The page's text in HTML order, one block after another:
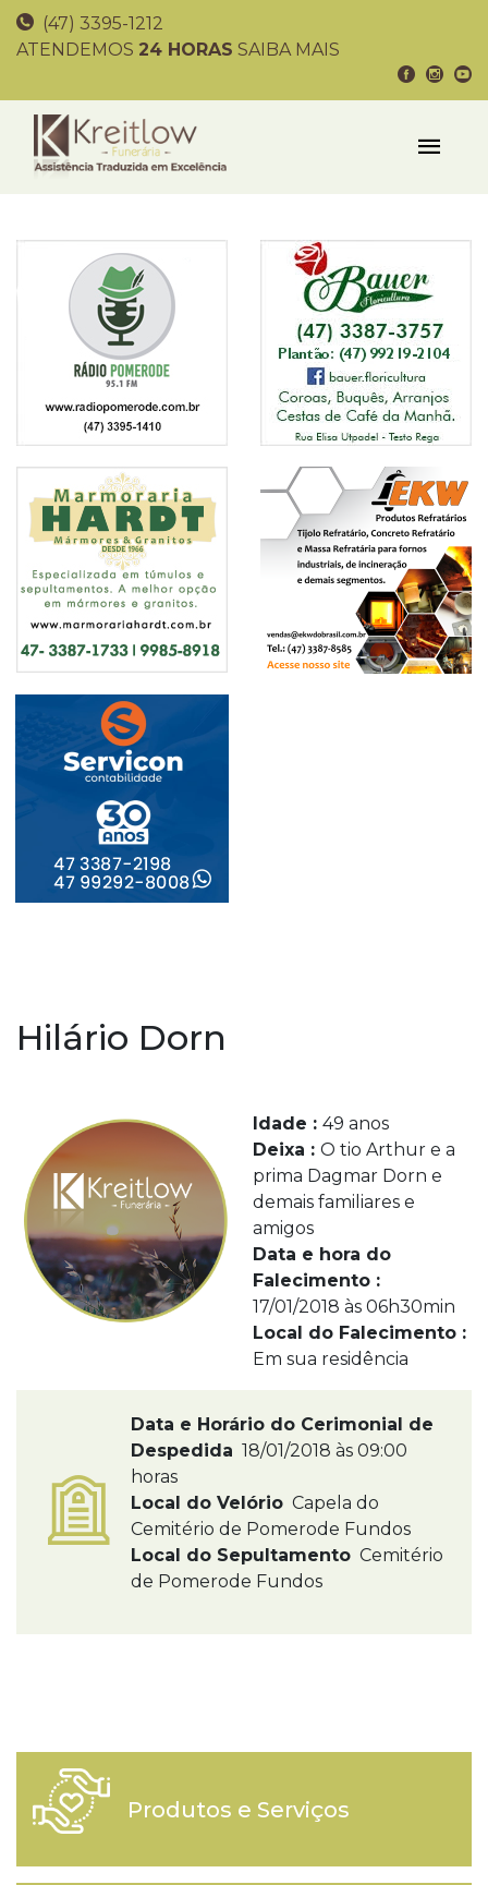
(47) 3395-1212
ATENDEMOS 24 HORAS SAIBA MAIS
Hilário Dorn
Idade : 49 anos
Deixa : O tio Arthur e a
prima Dagmar Dorn e
demais familiares e
amigos
Data e hora do
Falecimento :
17/01/2018 às 06h30min
Local do Falecimento :
Em sua residência
Data e Horário do Cerimonial de
Despedida 18/01/2018 às 09:00
horas
Local do Velório Capela do
Cemitério de Pomerode Fundos
Local do Sepultamento Cemitério
de Pomerode Fundos
Produtos e Serviços